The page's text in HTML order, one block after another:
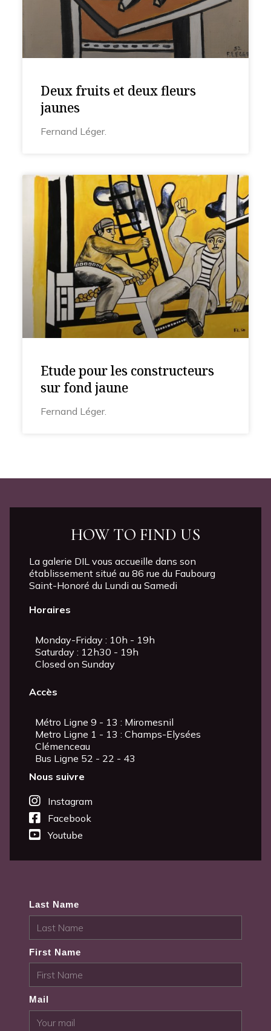
Deux fruits et deux fleurs
jaunes
Fernand Léger.
Etude pour les constructeurs
sur fond jaune
Fernand Léger.
HOW TO FIND US
La galerie DIL vous accueille dans son
établissement situé au 86 rue du Faubourg
Saint-Honoré du Lundi au Samedi
Horaires
Monday-Friday : 10h - 19h
Saturday : 12h30 - 19h
Closed on Sunday
Accès
Métro Ligne 9 - 13 : Miromesnil
Metro Ligne 1 - 13 : Champs-Elysées
Clémenceau
Bus Ligne 52 - 22 - 43
Nous suivre
Instagram
Facebook
Youtube
Last Name
First Name
Mail